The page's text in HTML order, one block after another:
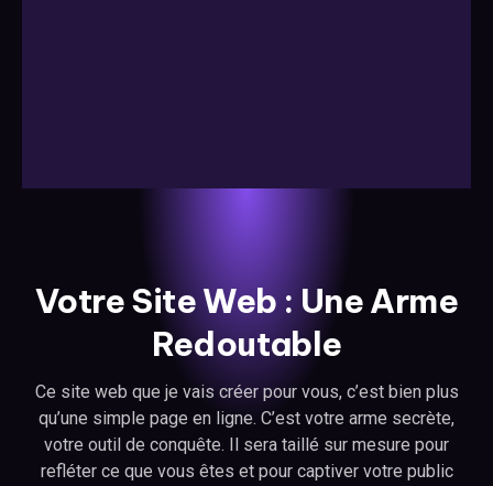
Votre Site Web : Une Arme
Redoutable
Ce site web que je vais créer pour vous, c’est bien plus
qu’une simple page en ligne. C’est votre arme secrète,
votre outil de conquête. Il sera taillé sur mesure pour
refléter ce que vous êtes et pour captiver votre public